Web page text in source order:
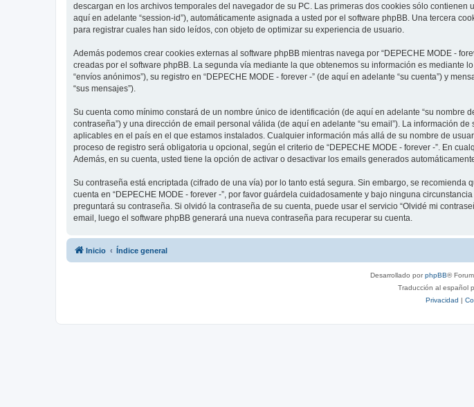
descargan en los archivos temporales del navegador de su PC. Las primeras dos cookies sólo
aquí en adelante “session-id”), automáticamente asignada a usted por el software phpBB. Una tercera
para registrar cuales han sido leídos, con objeto de optimizar su experiencia de usuario.
Además podemos crear cookies externas al software phpBB mientras navega por “DEPECHE MODE -
creadas por el software phpBB. La segunda vía mediante la que obtenemos su información es
“envíos anónimos”), su registro en “DEPECHE MODE - forever -” (de aquí en adelante “su cuenta”) y
“sus mensajes”).
Su cuenta como mínimo constará de un nombre único de identificación (de aquí en adelante “su
contraseña”) y una dirección de email personal válida (de aquí en adelante “su email”). La información
aplicables en el país en el que estamos instalados. Cualquier información más allá de su nombre de
proceso de registro será obligatoria u opcional, según el criterio de “DEPECHE MODE - forever -”. En
Además, en su cuenta, usted tiene la opción de activar o desactivar los emails generados
Su contraseña está encriptada (cifrado de una vía) por lo tanto está segura. Sin embargo, se
cuenta en “DEPECHE MODE - forever -”, por favor guárdela cuidadosamente y bajo ninguna
preguntará su contraseña. Si olvidó la contraseña de su cuenta, puede usar el servicio “Olvidé mi
email, luego el software phpBB generará una nueva contraseña para recuperar su cuenta.
Inicio Índice general
Desarrollado porphpBB®
Traducción al español
Privacidad |